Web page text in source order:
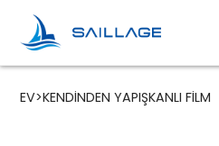
EV>KENDINDEN YAPIŞKANLI FILM